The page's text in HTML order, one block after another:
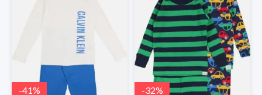
-41% -32%